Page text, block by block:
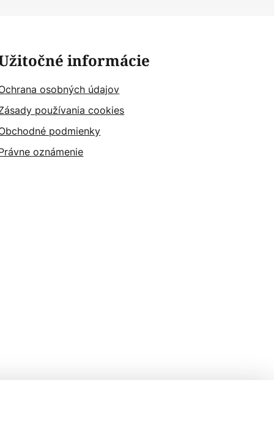
informácie
osobných údajov
používania cookies
podmienky
oznámenie